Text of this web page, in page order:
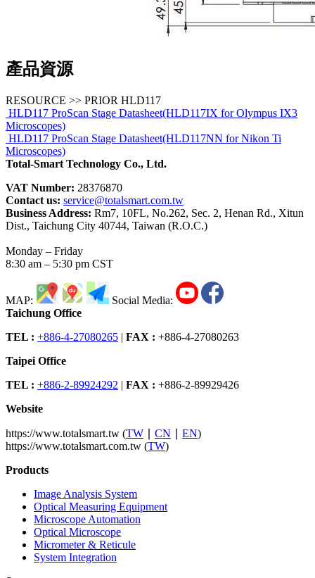
產品資源
RESOURCE >> PRIOR HLD117
HLD117 ProScan Stage Datasheet(HLD117IX for Olympus IX3
Microscopes)
HLD117 ProScan Stage Datasheet(HLD117NN for Nikon Ti
Microscopes)
Total-Smart Technology Co., Ltd.
VAT Number: 28376870
Contact us: service@totalsmart.com.tw
Business Address: Rm7, 10FL, No.262, Sec. 2, Henan Rd., Xitun
Dist., Taichung City 40744, Taiwan (R.O.C.)
Monday – Friday
8:30 am – 5:30 pm CST
MAP:
Social Media:
Taichung Office
TEL : +886-4-27080265 | FAX : +886-4-27080263
Taipei Office
TEL : +886-2-89924292 | FAX : +886-2-89929426
Website
https://www.totalsmart.tw (TW CN EN)
https://www.totalsmart.com.tw (TW)
Products
Image Analysis System
Optical Measuring Equipment
Microscope Automation
Optical Microscope
Micrometer & Reticule
System Integration